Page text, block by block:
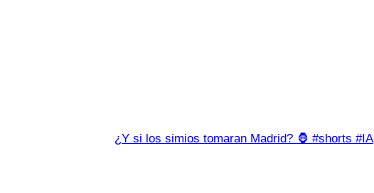
¿Y si los simios tomaran Madrid? 🦍 #shorts #IA